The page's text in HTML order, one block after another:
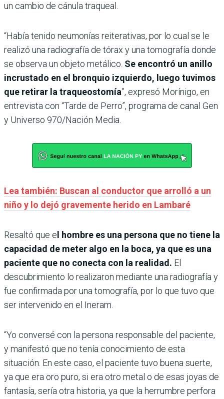
un cambio de cánula traqueal.
“Había tenido neumonías reiterativas, por lo cual se le
realizó una radiografía de tórax y una tomografía donde
se observa un objeto metálico. Se encontró un anillo
incrustado en el bronquio izquierdo, luego tuvimos
que retirar la traqueostomía”, expresó Morínigo, en
entrevista con “Tarde de Perro”, programa de canal Gen
y Universo 970/Nación Media.
Lea también: Buscan al conductor que arrolló a un
niño y lo dejó gravemente herido en Lambaré
Resaltó que e l hombre es una persona que no tiene la
capacidad de meter algo en la boca, ya que es una
paciente que no conecta con la realidad. El
descubrimiento lo realizaron mediante una radiografía y
fue confirmada por una tomografía, por lo que tuvo que
ser intervenido en el Ineram.
“Yo conversé con la persona responsable del paciente,
y manifestó que no tenía conocimiento de esta
situación. En este caso, el paciente tuvo buena suerte,
ya que era oro puro, si era otro metal o de esas joyas de
fantasía, sería otra historia, ya que la herrumbre perfora